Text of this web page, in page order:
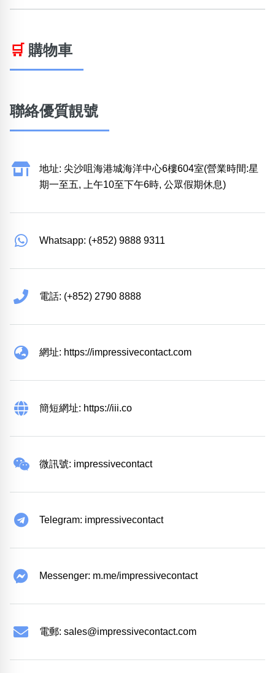
🛒 購物車
聯絡優質靚號
地址: 尖沙咀海港城海洋中心6樓604室(營業時間:星
期一至五, 上午10至下午6時, 公眾假期休息)
Whatsapp: (+852) 9888 9311
電話: (+852) 2790 8888
網址: https://impressivecontact.com
簡短網址: https://iii.co
微訊號: impressivecontact
Telegram: impressivecontact
Messenger: m.me/impressivecontact
電郵: sales@impressivecontact.com